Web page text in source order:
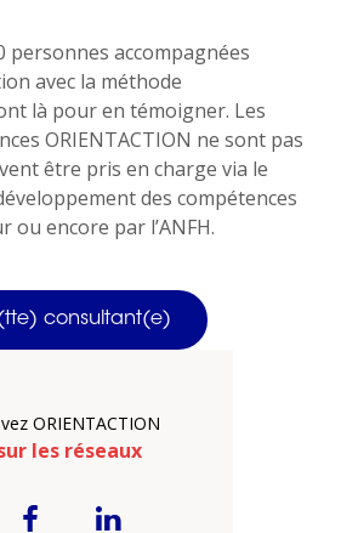
personnes accompagnées
avec la méthode
là pour en témoigner. Les
ORIENTACTION ne sont pas
être pris en charge via le
des compétences
ou encore par l’ANFH.
consultant(e)
ORIENTACTION
les réseaux